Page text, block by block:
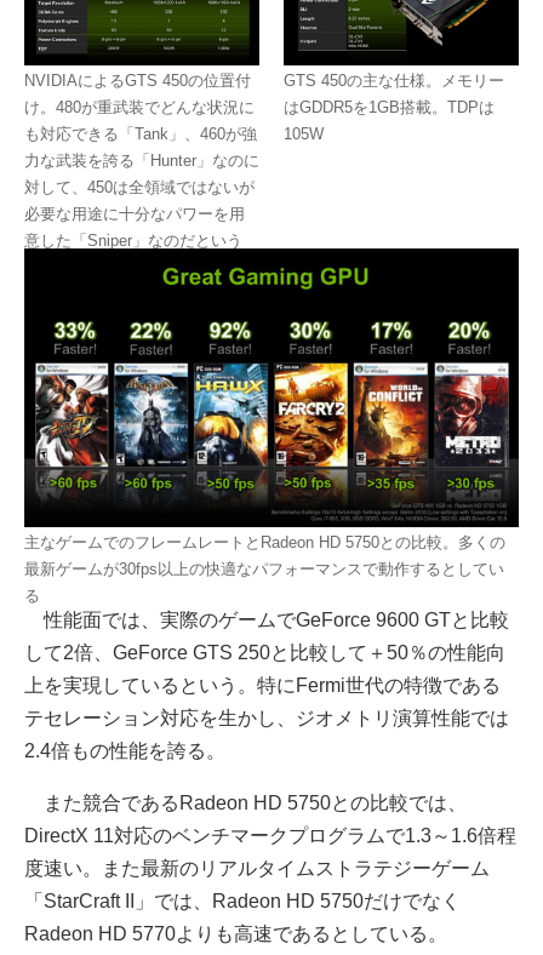
NVIDIAによるGTS 450の位置付
け。480が重武装でどんな状況に
も対応できる「Tank」、460が強
力な武装を誇る「Hunter」なのに
対して、450は全領域ではないが
必要な用途に十分なパワーを用
意した「Sniper」なのだという
GTS 450の主な仕様。メモリー
はGDDR5を1GB搭載。TDPは
105W
主なゲームでのフレームレートとRadeon HD 5750との比較。多くの
最新ゲームが30fps以上の快適なパフォーマンスで動作するとしてい
る
性能面では、実際のゲームでGeForce 9600 GTと比較
して2倍、GeForce GTS 250と比較して＋50％の性能向
上を実現しているという。特にFermi世代の特徴である
テセレーション対応を生かし、ジオメトリ演算性能では
2.4倍もの性能を誇る。
また競合であるRadeon HD 5750との比較では、
DirectX 11対応のベンチマークプログラムで1.3～1.6倍程
度速い。また最新のリアルタイムストラテジーゲーム
「StarCraft II」では、Radeon HD 5750だけでなく
Radeon HD 5770よりも高速であるとしている。